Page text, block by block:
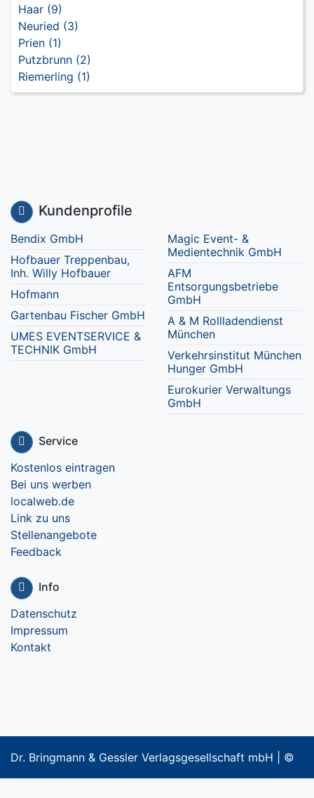
Haar (9)
Neuried (3)
Prien (1)
Putzbrunn (2)
Riemerling (1)
Kundenprofile
Bendix GmbH
Hofbauer Treppenbau,
Inh. Willy Hofbauer
Hofmann
Gartenbau Fischer GmbH
UMES EVENTSERVICE &
TECHNIK GmbH
Magic Event- &
Medientechnik GmbH
AFM
Entsorgungsbetriebe
GmbH
A & M Rollladendienst
München
Verkehrsinstitut München
Hunger GmbH
Eurokurier Verwaltungs
GmbH
Service
Kostenlos eintragen
Bei uns werben
localweb.de
Link zu uns
Stellenangebote
Feedback
Info
Datenschutz
Impressum
Kontakt
Dr. Bringmann & Gessler Verlagsgesellschaft mbH | ©